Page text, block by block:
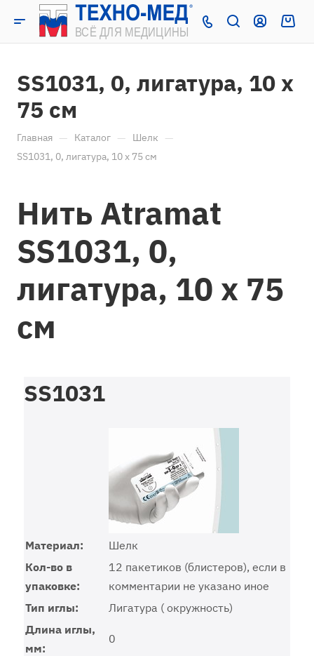
SS1031, 0, лигатура, 10 х
75 см
Главная — Каталог — Шелк —
SS1031, 0, лигатура, 10 х 75 см
Нить Atramat
SS1031, 0,
лигатура, 10 х 75
см
SS1031
Материал:
Шелк
Кол-во в
упаковке:
12 пакетиков (блистеров), если в
комментарии не указано иное
Тип иглы:
Лигатура ( окружность)
Длина иглы,
мм:
0